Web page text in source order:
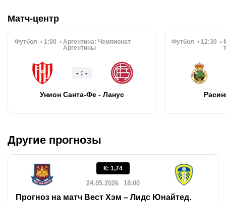
Матч-центр
Футбол 1:00 Аргентина: Чемпионат
Аргентины
- : -
Унион Санта-Фе - Ланус
Футбол 12:30
Другие прогнозы
К: 1,74
24.05.2026 18:00
Прогноз на матч Вест Хэм – Лидс Юнайтед.